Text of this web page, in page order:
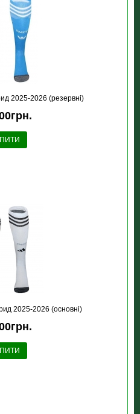
2025-2026 (резервні)
2025-2026 (основні)